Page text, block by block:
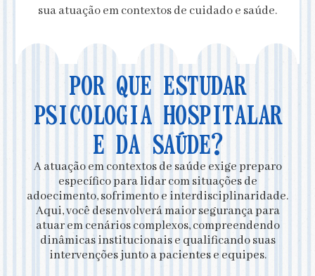
sua atuação em contextos de cuidado e saúde.
POR QUE ESTUDAR
PSICOLOGIA HOSPITALAR
E DA SAÚDE?
A atuação em contextos de saúde exige preparo
específico para lidar com situações de
adoecimento, sofrimento e interdisciplinaridade.
Aqui, você desenvolverá maior segurança para
atuar em cenários complexos, compreendendo
dinâmicas institucionais e qualificando suas
intervenções junto a pacientes e equipes.